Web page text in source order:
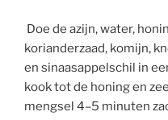
Doe de azijn, water,
korianderzaad, komijn,
en sinaasappelschil in
kook tot de honing en
mengsel 4–5 minuten